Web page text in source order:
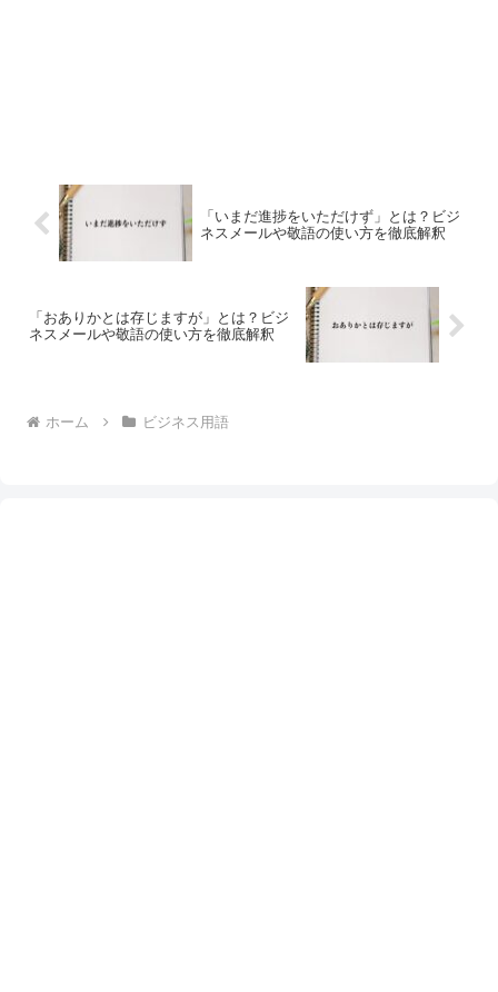
「いまだ進捗をいただけず」とは？ビジ
ネスメールや敬語の使い方を徹底解釈
「おありかとは存じますが」とは？ビジ
ネスメールや敬語の使い方を徹底解釈
ホーム ビジネス用語